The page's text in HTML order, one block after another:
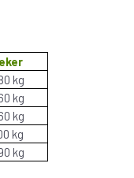
kg
kg
kg
kg
kg